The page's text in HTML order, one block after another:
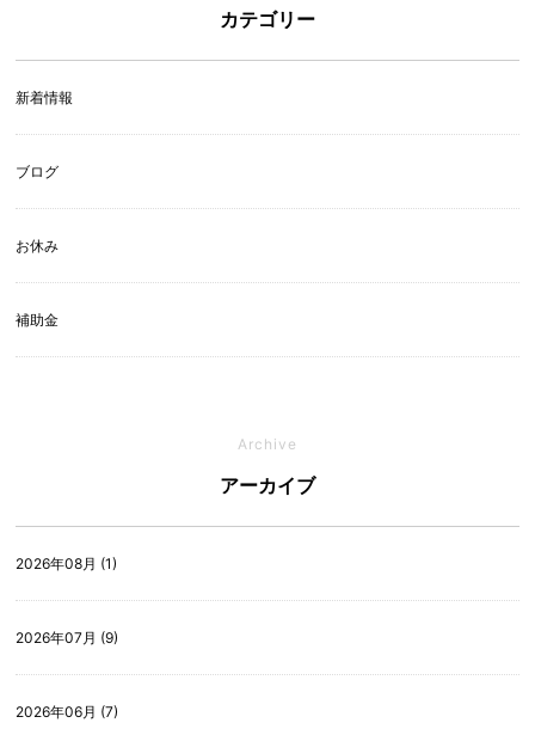
カテゴリー
新着情報
ブログ
お休み
補助金
Archive
アーカイブ
2026年08月 (1)
2026年07月 (9)
2026年06月 (7)